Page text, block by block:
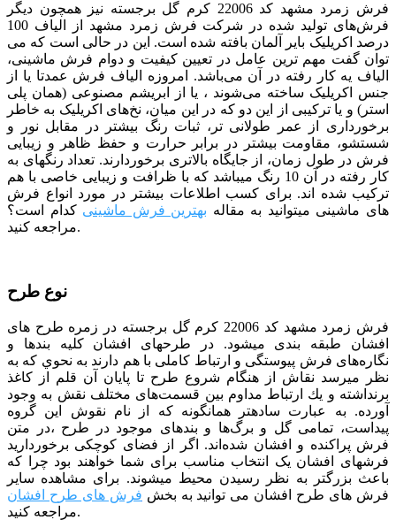
فرش زمرد مشهد کد 22006 کرم گل برجسته
نیز همچون دیگر
فرش‌های تولید شده در شرکت فرش زمرد
مشهد از الیاف 100
درصد اکریلیک بایر آلمان بافته شده است. این در حالی است که می
توان گفت مهم ترین عامل در تعیین کیفیت و دوام فرش ماشینی،
الیاف یه کار رفته در آن می‌باشد. امروزه الیاف فرش عمدتا یا از
جنس اکریلیک ساخته می‌شوند ، یا از ابریشم مصنوعی (همان پلی
استر) و یا ترکیبی از این دو که در این میان، نخ‌های اکریلیک به خاطر
برخورداری از عمر طولانی تر، ثبات رنگ بیشتر در مقابل نور و
شستشو، مقاومت بیشتر در برابر حرارت و حفظ ظاهر و زیبایی
فرش در طول زمان، از جایگاه بالاتری برخوردارند. تعداد رنگ­­های به
کار رفته در آن 10 رنگ می­باشد که با ظرافت و زیبایی خاصی با هم
ترکیب شده­ اند. برای کسب اطلاعات بیشتر در مورد انواع فرش
های ماشینی میتوانید به مقاله بهترین فرش ماشینی کدام است؟
مراجعه کنید.
نوع طرح
فرش زمرد مشهد کد 22006 کرم گل برجسته
در زمره طرح های
افشان طبقه بندی می­شود. در طرح­های افشان كليه بندها و
نگاره‌های فرش پيوستگی و ارتباط كاملی با هم دارند به نحوي كه به
نظر مي­رسد نقاش از هنگام شروع طرح تا پايان آن قلم از كاغذ
برنداشته و يك ارتباط مداوم بين قسمت‌های مختلف نقش به وجود
آورده. به عبارت ساده­تر همان­گونه كه از نام نقوش اين گروه
پيداست، تمامی گل و برگ‌ها و بندهای موجود در طرح ،در متن
فرش پراكنده و افشان شده‌اند. اگر از فضای کوچکی برخوردارید
فرش­های افشان یک انتخاب مناسب برای شما خواهند بود چرا که
باعث بزرگ­تر به نظر رسیدن محیط می­شوند. برای مشاهده سایر
فرش های طرح افشان می توانید به بخش فرش های طرح افشان
مراجعه کنید.